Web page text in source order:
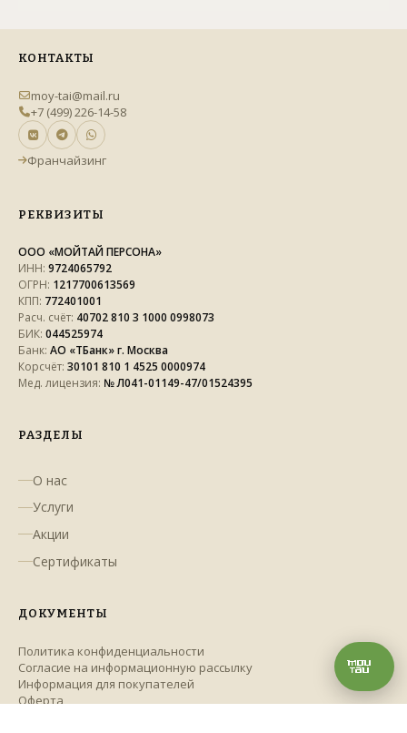
КОНТАКТЫ
moy-tai@mail.ru
+7 (499) 226-14-58
Франчайзинг
РЕКВИЗИТЫ
ООО «МОЙТАЙ ПЕРСОНА»
ИНН: 9724065792
ОГРН: 1217700613569
КПП: 772401001
Расч. счёт: 40702 810 3 1000 0998073
БИК: 044525974
Банк: АО «ТБанк» г. Москва
Корсчёт: 30101 810 1 4525 0000974
Мед. лицензия: № Л041-01149-47/01524395
РАЗДЕЛЫ
О нас
Услуги
Акции
Сертификаты
ДОКУМЕНТЫ
Политика конфиденциальности
Согласие на информационную рассылку
Информация для покупателей
Оферта